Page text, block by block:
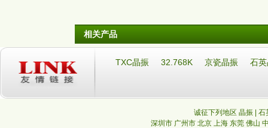
相关产品
TXC晶振 32.768K 京瓷晶振 石
诚征下列地区 晶振 |
深圳市 广州市 北京 上海 东莞 佛山